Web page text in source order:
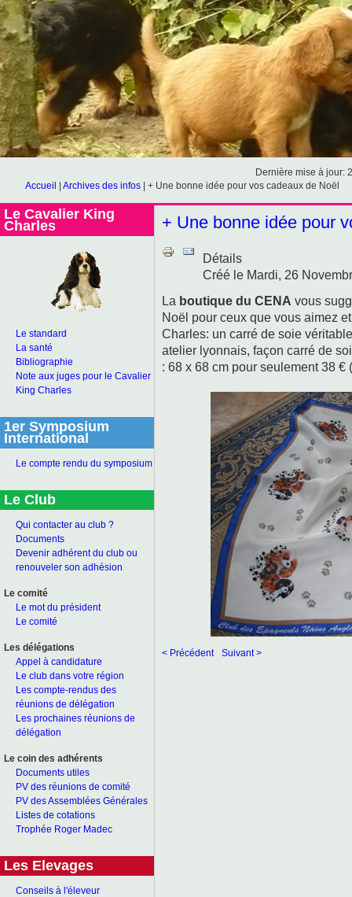
Accueil Archives des infos + Une bonne idée pour vos cadeaux de Noël
Dernière mise à jour:
Le Cavalier King
Charles
Le standard
La santé
Bibliographie
Note aux juges pour le Cavalier
King Charles
1er Symposium
International
Le compte rendu du symposium
Le Club
Qui contacter au club ?
Documents
Devenir adhérent du club ou
renouveler son adhésion
Le comité
Le mot du président
Le comité
Les délégations
Appel à candidature
Le club dans votre région
Les compte-rendus des
réunions de délégation
Les prochaines réunions de
délégation
Le coin des adhérents
Documents utiles
PV des réunions de comité
PV des Assemblées Générales
Listes de cotations
Trophée Roger Madec
Les Elevages
Conseils à l'éleveur
+ Une bonne idée pour
Détails
Créé le Mardi, 26
La boutique du CENA vous
Noël pour ceux que vous aimez
Charles: un carré de soie
atelier lyonnais, façon carré de
: 68 x 68 cm pour seulement 38 €
< Précédent Suivant >